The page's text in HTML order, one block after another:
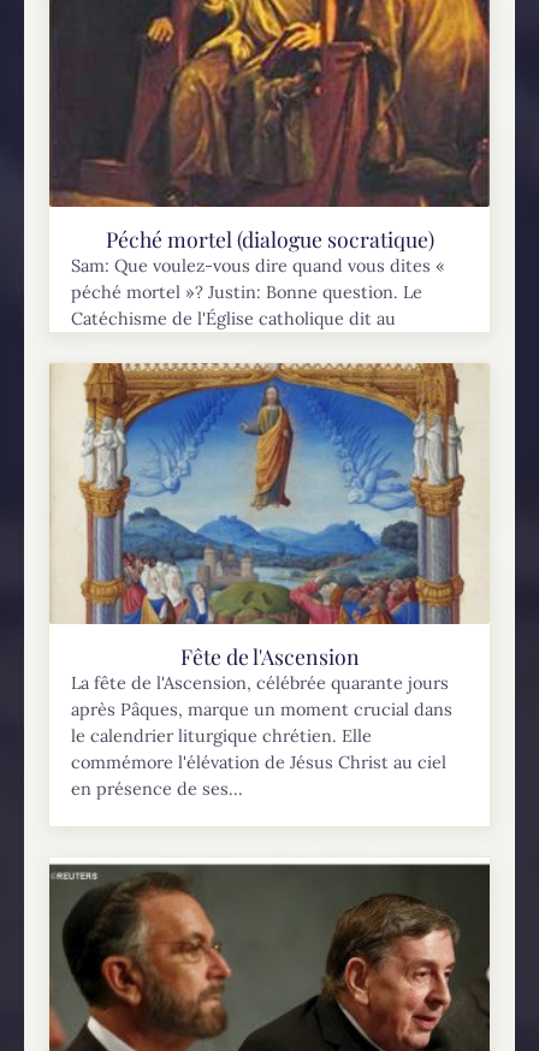
Péché mortel (dialogue socratique)
Sam: Que voulez-vous dire quand vous dites «
péché mortel »? Justin: Bonne question. Le
Catéchisme de l'Église catholique dit au
mortel, trois...
Fête de l'Ascension
La fête de l'Ascension, célébrée quarante jours
après Pâques, marque un moment crucial dans
le calendrier liturgique chrétien. Elle
commémore l'élévation de Jésus Christ au ciel
en présence de ses...